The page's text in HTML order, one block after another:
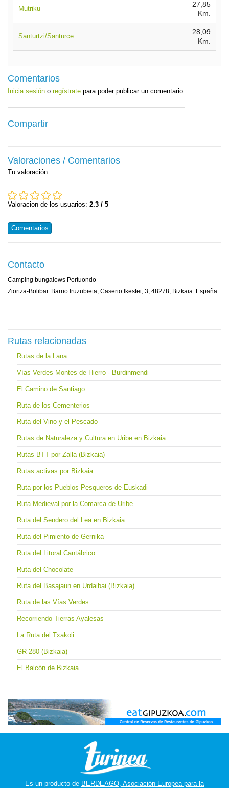
Mutriku
27,85
Km.
Santurtzi/Santurce
28,09
Km.
Comentarios
Inicia sesión o regístrate para poder publicar un comentario.
Compartir
Valoraciones / Comentarios
Tu valoración :
Valoracion de los usuarios: 2.3 / 5
Comentarios
Contacto
Camping bungalows Portuondo
Ziortza-Bolibar. Barrio Iruzubieta, Caserio Ikestei, 3, 48278, Bizkaia. España
Rutas relacionadas
Rutas de la Lana
Vías Verdes Montes de Hierro - Burdinmendi
El Camino de Santiago
Ruta de los Cementerios
Ruta del Vino y el Pescado
Rutas de Naturaleza y Cultura en Uribe en Bizkaia
Rutas BTT por Zalla (Bizkaia)
Rutas activas por Bizkaia
Ruta por los Pueblos Pesqueros de Euskadi
Ruta Medieval por la Comarca de Uribe
Ruta del Sendero del Lea en Bizkaia
Ruta del Pimiento de Gernika
Ruta del Litoral Cantábrico
Ruta del Chocolate
Ruta del Basajaun en Urdaibai (Bizkaia)
Ruta de las Vías Verdes
Recorriendo Tierras Ayalesas
La Ruta del Txakoli
GR 280 (Bizkaia)
El Balcón de Bizkaia
Es un producto de BERDEAGO, Asociación Europea para la